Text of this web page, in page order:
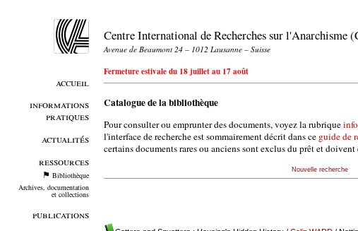
accueil
informations
pratiques
actualités
ressources
Bibliothèque
Archives, documentation
et collections
publications
Centre International de Recherches sur l'Anarchisme
Avenue de Beaumont 24 – 1012 Lausanne – Suisse
Fermeture estivale du 18 juillet au 17 août
Catalogue de la bibliothèque
Pour consulter ou emprunter des documents, voyez la rubrique
l'interface de recherche est sommairement décrit dans ce guide de
certains documents rares ou anciens sont exclus du prêt et doivent
Nouvelle recherche